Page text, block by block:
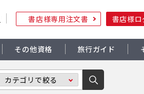
書店様専用注文書 書店様ロ
その他資格 旅行ガイド